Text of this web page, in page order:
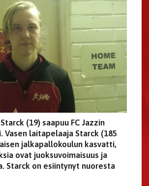
(19) saapuu FC Jazzin
laitapelaaja Starck (185
jalkapallokoulun kasvatti,
ovat juoksuvoimaisuus ja
Starck on esiintynyt nuoresta